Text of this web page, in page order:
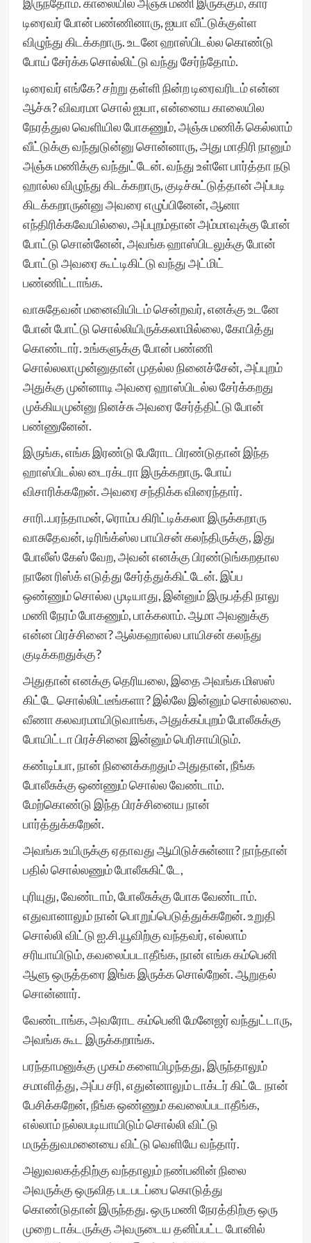
டிரைவர் போன் பண்ணினாரு, ஐயா வீட்டுக்குள்ள
விழுந்து கிடக்கறாரு. உடனே ஹாஸ்பிடல்ல கொண்டு
போய் சேர்க்க சொல்லிட்டு வந்து சேர்ந்தோம்.
டிரைவர் எங்கே? சற்று தள்ளி நின்ற டிரைவரிடம் என்ன
ஆச்சு? விவரமா சொல் ஐயா, என்னைய காலையில
நேரத்துல வெளியில போகணும், அஞ்சு மணிக் கெல்லாம்
வீட்டுக்கு வந்துடுன்னு சொன்னாரு, அது மாதிரி நானும்
அஞ்சு மணிக்கு வந்துட்டேன். வந்து உள்ளே பார்த்தா நடு
ஹால்ல விழுந்து கிடக்கறாரு, குடிச்சுட்டுத்தான் அப்படி
கிடக்கறாருன்னு அவரை எழுப்பினேன், ஆனா
எந்திரிக்கவேயில்லை, அப்புறம்தான் அம்மாவுக்கு போன்
போட்டு சொன்னேன், அவங்க ஹாஸ்பிடலுக்கு போன்
போட்டு அவரை கூட்டிகிட்டு வந்து அட்மிட்
பண்ணிட்டாங்க.
வாசுதேவன் மனைவியிடம் சென்றவர், எனக்கு உடனே
போன் போட்டு சொல்லியிருக்கலாமில்லை, கோபித்து
கொண்டார். உங்களுக்கு போன் பண்ணி
சொல்லலாமுன்னுதான் முதல்ல நினைச்சேன், அப்புறம்
அதுக்கு முன்னாடி அவரை ஹாஸ்பிடல்ல சேர்க்கறது
முக்கியமுன்னு நினச்சு அவரை சேர்த்திட்டு போன்
பண்ணுனேன்.
இருங்க, எங்க இரண்டு பேரோட பிரண்டுதான் இந்த
ஹாஸ்பிடல்ல டைரக்டரா இருக்கறாரு. போய்
விசாரிக்கறேன். அவரை சந்திக்க விரைந்தார்.
சாரி..பரந்தாமன், ரொம்ப கிரிட்டிக்கலா இருக்கறாரு
வாசுதேவன், டிரிங்க்ஸ்ல பாயிசன் கலந்திருக்கு, இது
போலீஸ் கேஸ் வேற, அவன் எனக்கு பிரண்டுங்கறதால
நானே ரிஸ்க் எடுத்து சேர்த்துக்கிட்டேன். இப்ப
ஒண்ணும் சொல்ல முடியாது, இன்னும் இருபத்தி நாலு
மணி நேரம் போகணும், பாக்கலாம். ஆமா அவனுக்கு
என்ன பிரச்சினை? ஆல்கஹால்ல பாயிசன் கலந்து
குடிக்கறதுக்கு?
அதுதான் எனக்கு தெரியலை, இதை அவங்க மிஸஸ்
கிட்டே சொல்லிட்டீங்களா? இல்லே இன்னும் சொல்லலை.
வீணா கலவரமாயிடுவாங்க, அதுக்கப்புறம் போலீசுக்கு
போயிட்டா பிரச்சினை இன்னும் பெரிசாயிடும்.
கண்டிப்பா, நான் நினைக்கறதும் அதுதான், நீங்க
போலீசுக்கு ஒண்ணும் சொல்ல வேண்டாம்.
மேற்கொண்டு இந்த பிரச்சினைய நான்
பார்த்துக்கறேன்.
அவங்க உயிருக்கு ஏதாவது ஆயிடுச்சுன்னா? நாந்தான்
பதில் சொல்லணும் போலீசுகிட்டே,
புரியுது, வேண்டாம், போலீசுக்கு போக வேண்டாம்.
எதுவானாலும் நான் பொறுப்பெடுத்துக்கறேன். உறுதி
சொல்லி விட்டு ஐ.சி.யூவிற்கு வந்தவர், எல்லாம்
சரியாயிடும், கவலைப்படாதீங்க, நான் எங்க கம்பெனி
ஆளு ஒருத்தரை இங்க இருக்க சொல்றேன். ஆறுதல்
சொன்னார்.
வேண்டாங்க, அவரோட கம்பெனி மேனேஜர் வந்துட்டாரு,
அவங்க கூட இருக்கறாங்க.
பரந்தாமனுக்கு முகம் களையிழந்தது, இருந்தாலும்
சமாளித்து, அப்ப சரி, எதுன்னாலும் டாக்டர் கிட்டே நான்
பேசிக்கறேன், நீங்க ஒண்ணும் கவலைப்படாதீங்க,
எல்லாம் நல்லபடியாயிடும் சொல்லி விட்டு
மருத்துவமனையை விட்டு வெளியே வந்தார்.
அலுவலகத்திற்கு வந்தாலும் நண்பனின் நிலை
அவருக்கு ஒருவித படபடப்பை கொடுத்து
கொண்டுதான் இருந்தது. ஒரு மணி நேரத்திற்கு ஒரு
முறை டாக்டருக்கு அவருடைய தனிப்பட்ட போனில்